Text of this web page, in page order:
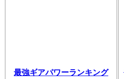
最強ギアパワーランキング